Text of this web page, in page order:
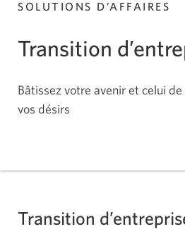
SOLUTIONS D’AFFAIRES
Transition
Bâtissez votre avenir et celui
vos désirs
Transition